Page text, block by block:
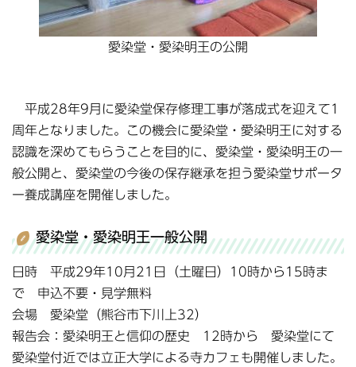
愛染堂・愛染明王の公開
平成28年9月に愛染堂保存修理工事が落成式を迎えて1
周年となりました。この機会に愛染堂・愛染明王に対する
認識を深めてもらうことを目的に、愛染堂・愛染明王の一
般公開と、愛染堂の今後の保存継承を担う愛染堂サポータ
ー養成講座を開催しました。
愛染堂・愛染明王一般公開
日時 平成29年10月21日（土曜日）10時から15時ま
で 申込不要・見学無料
会場 愛染堂（熊谷市下川上32）
報告会：愛染明王と信仰の歴史 12時から 愛染堂にて
愛染堂付近では立正大学による寺カフェも開催しました。